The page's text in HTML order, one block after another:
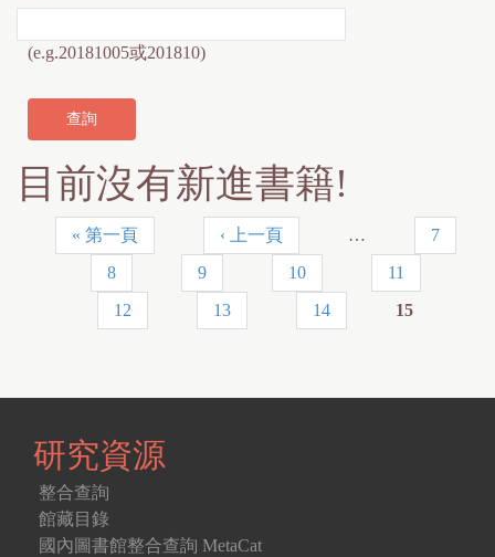
(e.g.20181005或201810)
目前沒有新進書籍!
« 第一頁 ‹ 上一頁 …
7
8
9 10
11
12
13 14 15
研究資源
整合查詢
館藏目錄
國內圖書館整合查詢 MetaCat